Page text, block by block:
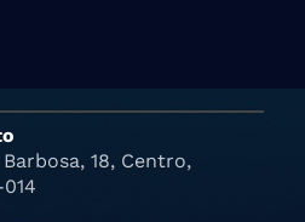
18, Centro,